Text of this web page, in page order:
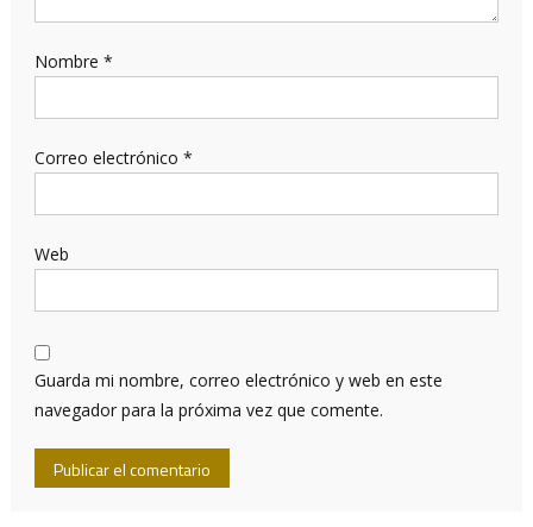
Nombre *
Correo electrónico *
Web
Guarda mi nombre, correo electrónico y web en este
navegador para la próxima vez que comente.